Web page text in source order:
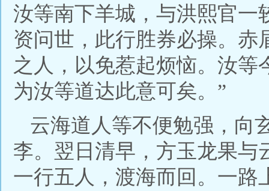
汝等南下羊城，与洪熙官一
资问世，此行胜券必操。赤
之人，以免惹起烦恼。汝
为汝等道达此意可矣。”
云海道人等不便勉强，向
李。翌日清早，方玉龙果与
一行五人，渡海而回。一路